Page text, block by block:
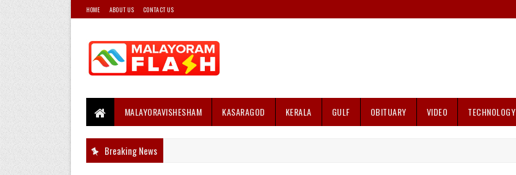
HOME ABOUT US CONTACT US
MALAYORAVISHESHAM KASARAGOD KERALA GULF OBITUARY VIDEO TECHNOLOGY
Breaking News